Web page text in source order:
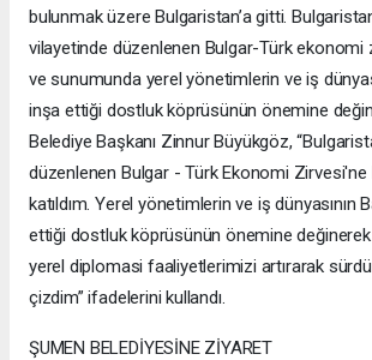
bulunmak üzere Bulgaristan’a gitti.
vilayetinde düzenlenen Bulgar-Türk ekonomi
ve sunumunda yerel yönetimlerin ve iş
inşa ettiği dostluk köprüsünün önemine
Belediye Başkanı Zinnur Büyükgöz,
düzenlenen Bulgar - Türk Ekonomi Zirvesi'ne
katıldım. Yerel yönetimlerin ve iş dünyasının
ettiği dostluk köprüsünün önemine
yerel diplomasi faaliyetlerimizi artırarak
çizdim” ifadelerini kullandı.
ŞUMEN BELEDİYESİNE ZİYARET